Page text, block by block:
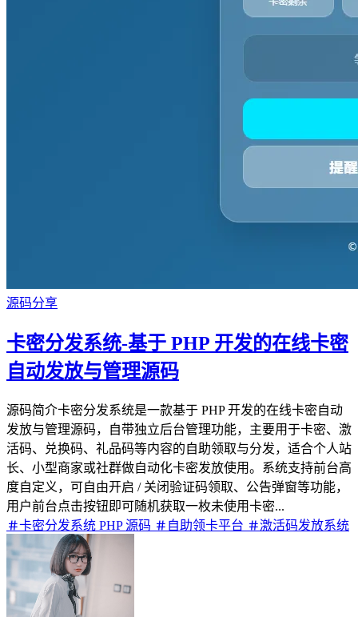
源码分享
卡密分发系统-基于 PHP 开发的在线卡密
自动发放与管理源码
源码简介卡密分发系统是一款基于 PHP 开发的在线卡密自动
发放与管理源码，自带独立后台管理功能，主要用于卡密、激
活码、兑换码、礼品码等内容的自助领取与分发，适合个人站
长、小型商家或社群做自动化卡密发放使用。系统支持前台高
度自定义，可自由开启 / 关闭验证码领取、公告弹窗等功能，
用户前台点击按钮即可随机获取一枚未使用卡密...
卡密分发系统 PHP 源码
自助领卡平台 激活码发放系统